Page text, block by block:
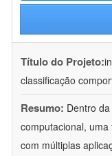
Título do Projeto:
classificação
Resumo: Dentro
computacional,
com múltiplas